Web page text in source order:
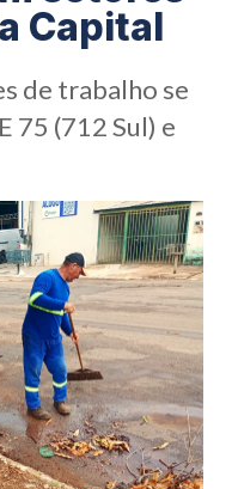
Capital
de trabalho se
75 (712 Sul) e